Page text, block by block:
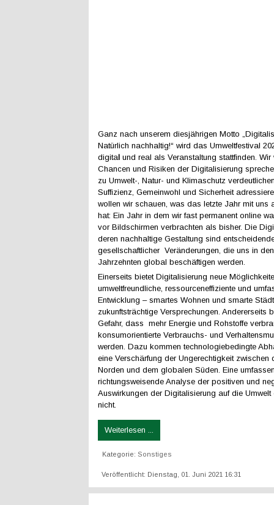
Ganz nach unserem diesjährigen Motto
Natürlich nachhaltig!“ wird das Umweltfestival
digital und real als Veranstaltung stattfinden. Wir
Chancen und Risiken der Digitalisierung
zu Umwelt-, Natur- und Klimaschutz
Suffizienz, Gemeinwohl und Sicherheit
wollen wir schauen, was das letzte Jahr mit uns
hat: Ein Jahr in dem wir fast permanent online
vor Bildschirmen verbrachten als bisher. Die
deren nachhaltige Gestaltung sind
gesellschaftlicher Veränderungen, die uns in
Jahrzehnten global beschäftigen werden.
Einerseits bietet Digitalisierung neue
umweltfreundliche, ressourceneffiziente und
Entwicklung – smartes Wohnen und smarte
zukunftsträchtige Versprechungen. Andererseits
Gefahr, dass mehr Energie und Rohstoffe
konsumorientierte Verbrauchs- und
werden. Dazu kommen technologiebedingte
eine Verschärfung der Ungerechtigkeit zwischen
Norden und dem globalen Süden. Eine
richtungsweisende Analyse der positiven und
Auswirkungen der Digitalisierung auf die
nicht.
Weiterlesen ...
Kategorie: Sonstiges
Veröffentlicht: Dienstag, 01. Juni 2021 16:31